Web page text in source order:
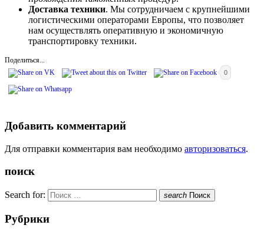
Доставка техники. Мы сотрудничаем с крупнейшими
логистическими операторами Европы, что позволяет
нам осуществлять оперативную и экономичную
транспортировку техники.
Поделиться...
0
Добавить комментарий
Для отправки комментария вам необходимо авторизоваться.
поиск
Search for: search Поиск
Рубрики